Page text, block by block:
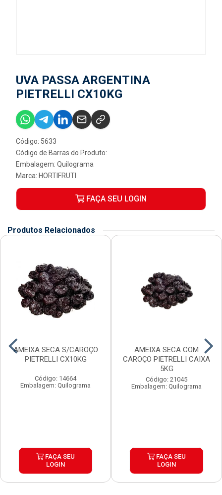
UVA PASSA ARGENTINA
PIETRELLI CX10KG
Código: 5633
Código de Barras do Produto:
Embalagem: Quilograma
Marca: HORTIFRUTI
FAÇA SEU LOGIN
Produtos Relacionados
AMEIXA SECA S/CAROÇO
PIETRELLI CX10KG
Código: 14664
Embalagem: Quilograma
FAÇA SEU
LOGIN
AMEIXA SECA COM
CAROÇO PIETRELLI CAIXA
5KG
Código: 21045
Embalagem: Quilograma
FAÇA SEU
LOGIN